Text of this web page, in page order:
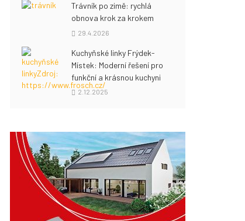
Trávník po zimě: rychlá
obnova krok za krokem
29.4.2026
Kuchyňské linky Frýdek-
Místek: Moderní řešení pro
funkční a krásnou kuchyni
2.12.2025